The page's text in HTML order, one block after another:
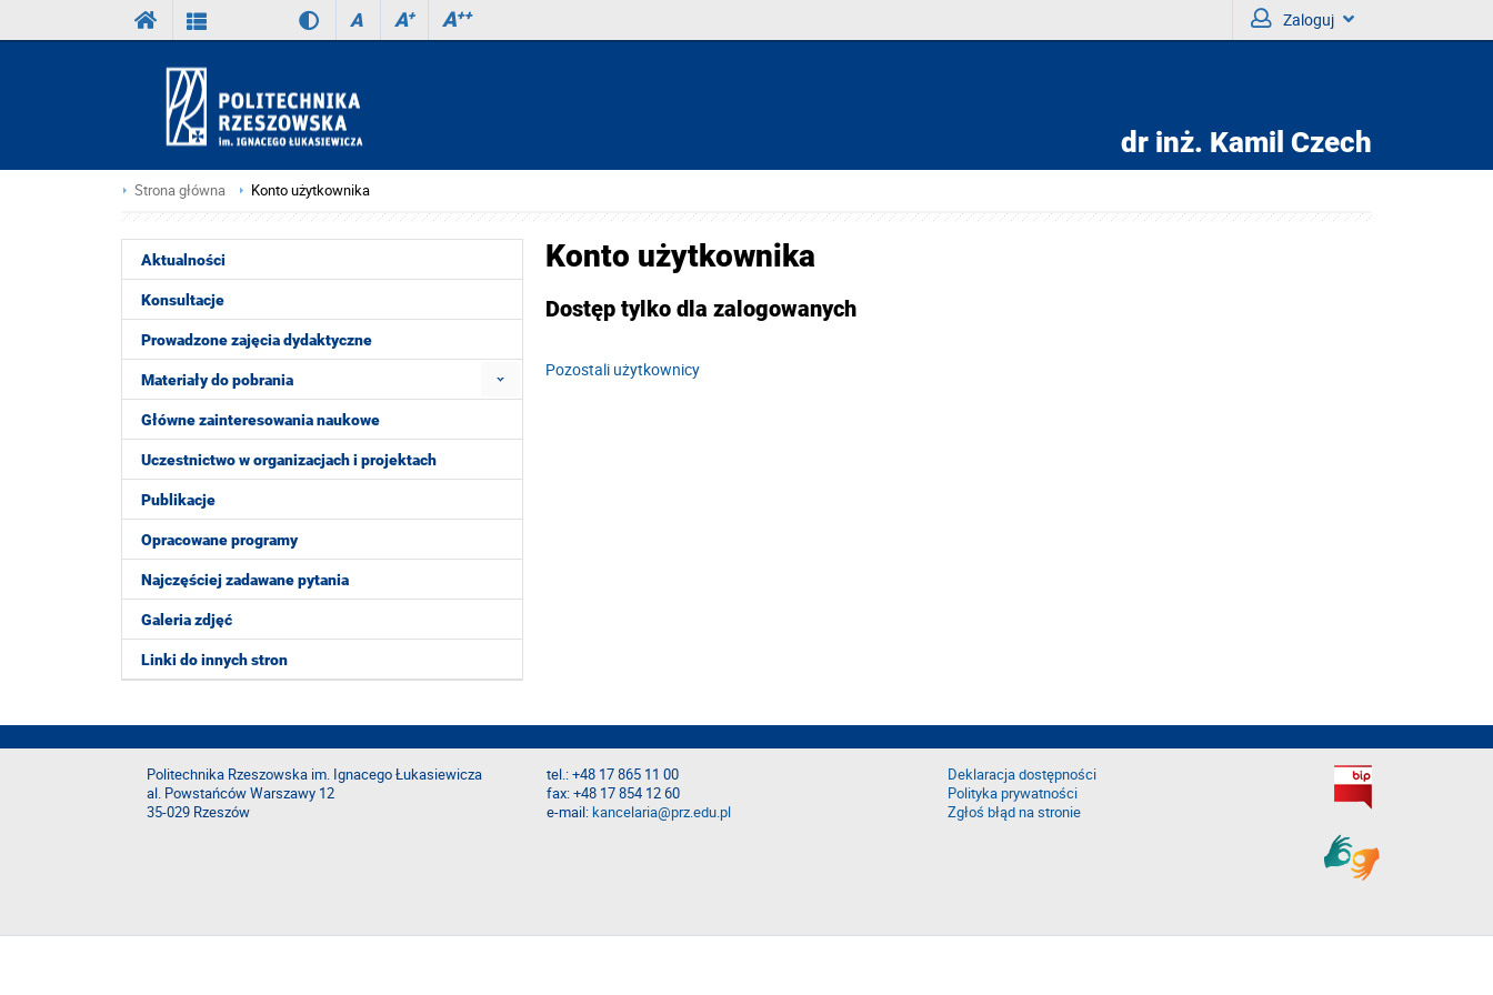
A A+ A++ Zaloguj
dr inż. Kamil Czech
Strona główna Konto użytkownika
Aktualności
Konsultacje
Prowadzone zajęcia dydaktyczne
Materiały do pobrania
Główne zainteresowania naukowe
Uczestnictwo w organizacjach i projektach
Publikacje
Opracowane programy
Najczęściej zadawane pytania
Galeria zdjęć
Linki do innych stron
Konto użytkownika
Dostęp tylko dla zalogowanych
Pozostali użytkownicy
Politechnika Rzeszowska im. Ignacego Łukasiewicza
al. Powstańców Warszawy 12
35-029 Rzeszów
tel.: +48 17 865 11 00
fax: +48 17 854 12 60
e-mail:kancelaria@prz.edu.pl
Deklaracja dostępności
Polityka prywatności
Zgłoś błąd na stronie